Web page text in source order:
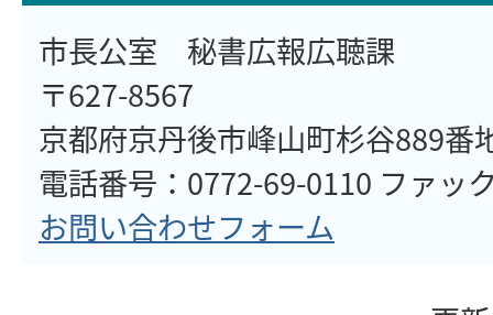
市長公室 秘書広報広聴課
〒627-8567
京都府京丹後市峰山町杉谷889番
電話番号：0772-69-0110 ファッ
お問い合わせフォーム